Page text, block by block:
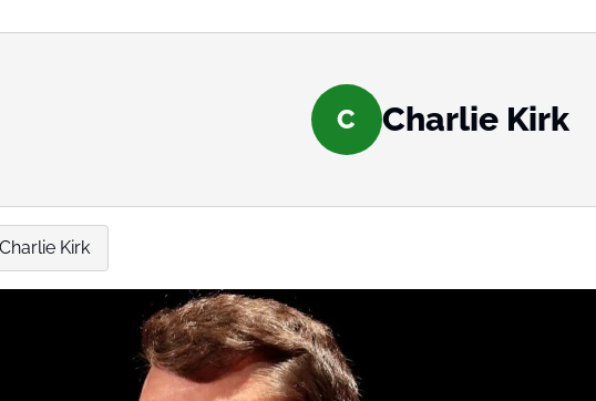
C Charlie Kirk
Charlie Kirk